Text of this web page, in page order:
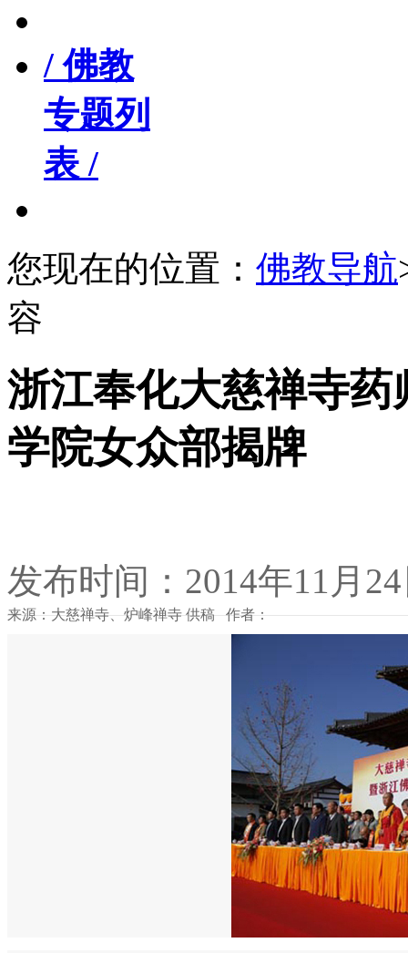
/ 佛教
专题列
表 /
您现在的位置： 佛教导航
容
浙江奉化大慈禅寺
学院女众部揭牌
发布时间：2014年11月
来源：大慈禅寺、炉峰禅寺 供稿 作者：